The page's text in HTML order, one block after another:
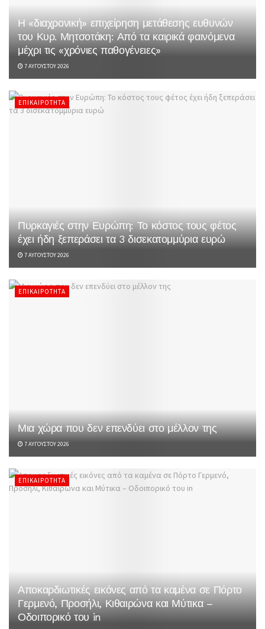
Η «διαχρονική» επιχείρηση μετάθεσης ευθυνών
του Κυρ. Μητσοτάκη: Από τα καιρικά φαινόμενα
μέχρι τις «χρόνιες παθογένειες»
7 ΑΥΓΟΎΣΤΟΥ 2026
ΕΠΙΚΑΙΡΌΤΗΤΑ
Πυρκαγιές στην Ευρώπη: Το κόστος τους φέτος
έχει ήδη ξεπεράσει τα 3 δισεκατομμύρια ευρώ
7 ΑΥΓΟΎΣΤΟΥ 2026
ΕΠΙΚΑΙΡΌΤΗΤΑ
Μια χώρα που δεν επενδύει στο μέλλον της
7 ΑΥΓΟΎΣΤΟΥ 2026
ΕΠΙΚΑΙΡΌΤΗΤΑ
Αποκαρδιωτικές εικόνες από τα καμένα σε Πόρτο
Γερμενό, Προσήλι, Κιθαιρώνα και Μύτικα –
Οδοιπορικό του in